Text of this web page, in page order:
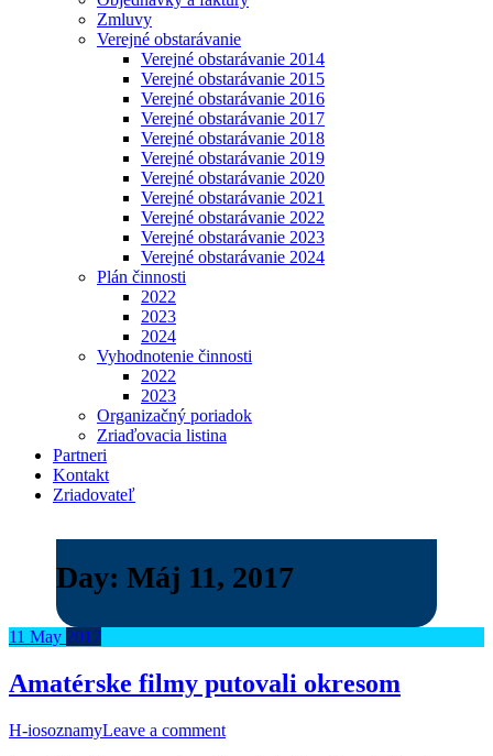
Zmluvy
Verejné obstarávanie
Verejné obstarávanie 2014
Verejné obstarávanie 2015
Verejné obstarávanie 2016
Verejné obstarávanie 2017
Verejné obstarávanie 2018
Verejné obstarávanie 2019
Verejné obstarávanie 2020
Verejné obstarávanie 2021
Verejné obstarávanie 2022
Verejné obstarávanie 2023
Verejné obstarávanie 2024
Plán činnosti
2022
2023
2024
Vyhodnotenie činnosti
2022
2023
Organizačný poriadok
Zriaďovacia listina
Partneri
Kontakt
Zriadovateľ
Day:Máj 11, 2017
11 May 2017
Amatérske filmy putovali okresom
H-iosoznamyLeave a comment